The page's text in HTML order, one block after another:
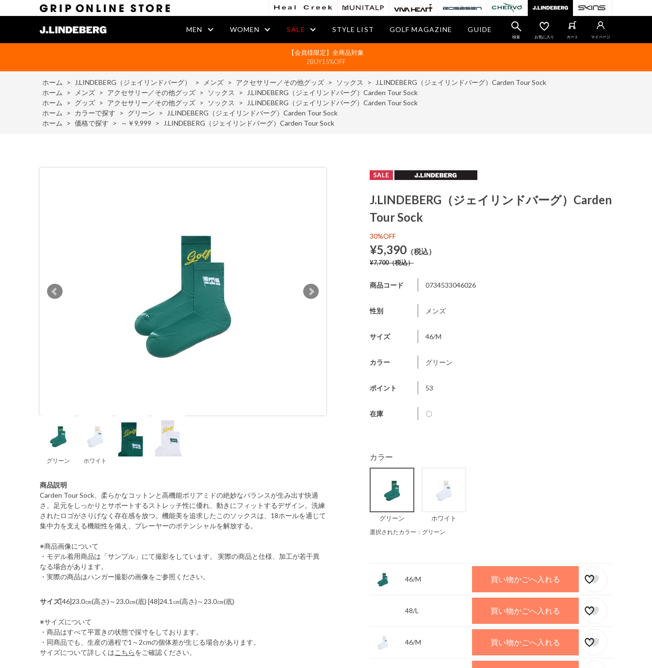
MEN WOMEN SALE STYLE LIST GOLF MAGAZINE GUIDE
検索 お気に入り カート マイページ
【会員様限定】全商品対象
2BUY15%OFF
ホーム > J.LINDEBERG（ジェイリンドバーグ） > メンズ > アクセサリー／その他グッズ > ソックス >
J.LINDEBERG（ジェイリンドバーグ）Carden Tour Sock
ホーム
> メンズ > アクセサリー／その他グッズ > ソックス >
J.LINDEBERG（ジェイリンドバーグ）Carden Tour Sock
ホーム
> グッズ > アクセサリー／その他グッズ > ソックス >
J.LINDEBERG（ジェイリンドバーグ）Carden Tour Sock
ホーム
> カラーで探す > グリーン >
J.LINDEBERG（ジェイリンドバーグ）Carden Tour Sock
ホーム
> 価格で探す > ～￥9,999 > J.LINDEBERG（ジェイリンドバーグ）Carden Tour Sock
グリーン ホワイト
商品説明
Carden Tour Sock、柔らかなコットンと高機能ポリアミドの絶妙なバランスが生み出す快適
さ。足元をしっかりとサポートするストレッチ性に優れ、動きにフィットするデザイン。洗練
されたロゴがさりげなく存在感を放つ。機能美を追求したこのソックスは、18ホールを通じて
集中力を支える機能性を備え、プレーヤーのポテンシャルを解放する。
※商品画像について
・モデル着用商品は「サンプル」にて撮影をしています。 実際の商品と仕様、加工が若干異
なる場合があります。
・実際の商品はハンガー撮影の画像をご参照ください。
サイズ[46]23.0㎝(高さ)～23.0㎝(底) [48]24.1㎝(高さ)～23.0㎝(底)
※サイズについて
・商品はすべて平置きの状態で採寸をしております。
・同商品でも、生産の過程で1～2cmの個体差が生じる場合があります。
サイズについて詳しくはこちらをご確認ください。
J.LINDEBERG（ジェイリンドバーグ）Carden
Tour Sock
30%OFF
¥5,390 （税込）
¥7,700（税込）
商品コード 0734533046026
性別 メンズ
サイズ 46/M
カラー グリーン
ポイント 53
在庫 〇
カラー
グリーン ホワイト
選択されたカラー：グリーン
46/M 買い物かごへ入れる
48/L 買い物かごへ入れる
46/M 買い物かごへ入れる